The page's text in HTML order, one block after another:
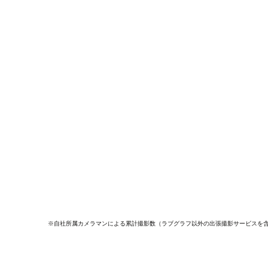
※自社所属カメラマンによる累計撮影数（ラブグラフ以外の出張撮影サービスを